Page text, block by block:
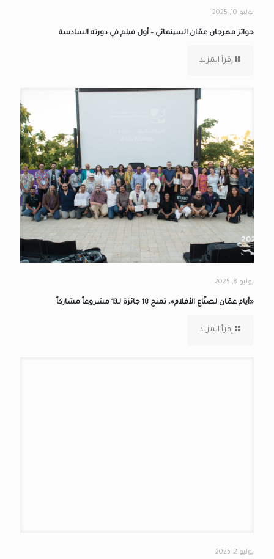
يوليو 10, 2025
جوائز مهرجان عمّان السينمائي – أول فيلم في دورته السادسة
إقرأ المزيد
يوليو 8, 2025
«أيام عمّان لصنّاع الأفلام»، تمنح 18 جائزة لـ13 مشروعاً مشاركاً
إقرأ المزيد
يوليو 2, 2025